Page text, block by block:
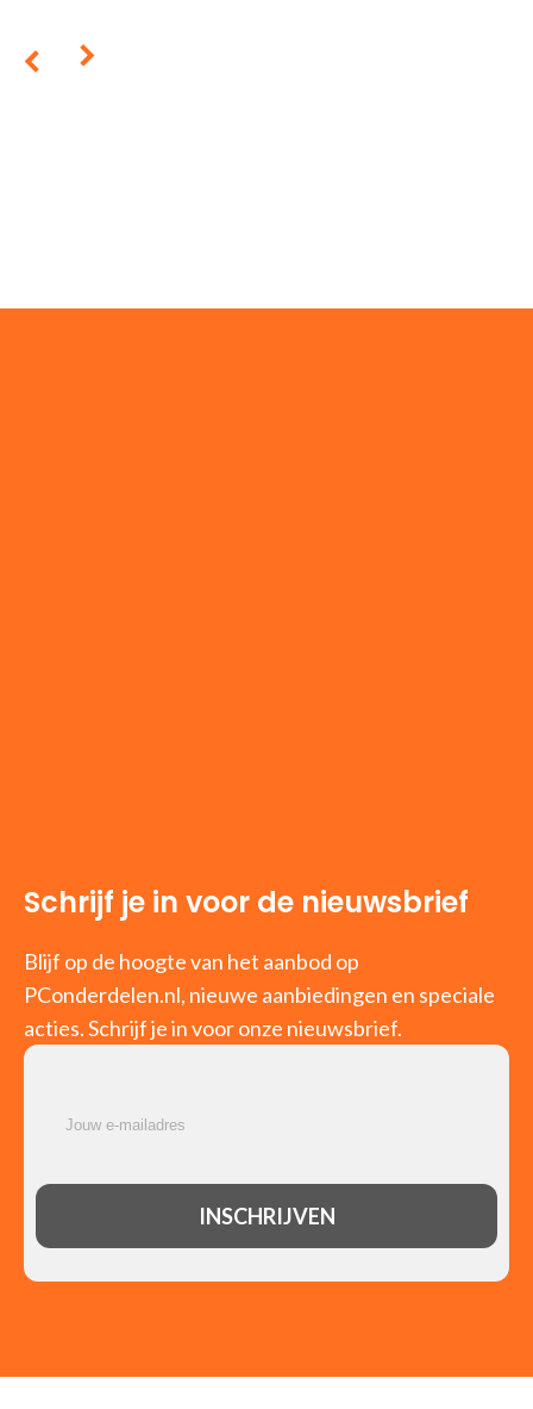
Schrijf je in voor de nieuwsbrief
Blijf op de hoogte van het aanbod op
PConderdelen.nl, nieuwe aanbiedingen en speciale
acties. Schrijf je in voor onze nieuwsbrief.